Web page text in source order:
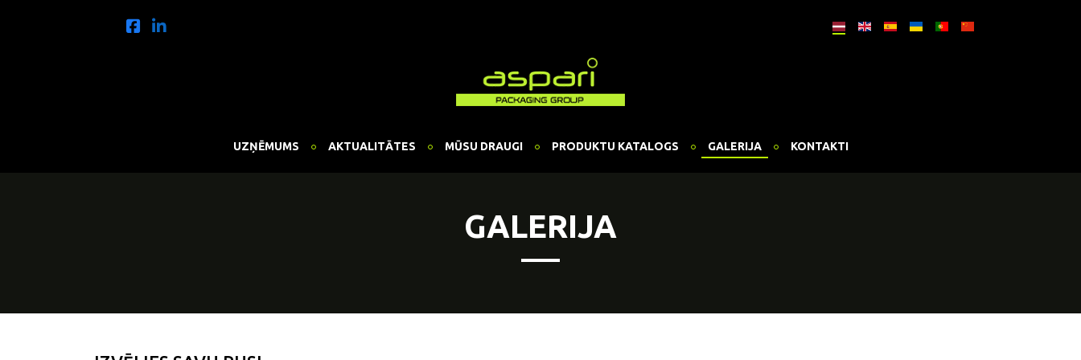
UZŅĒMUMS AKTUALITĀTES MŪSU DRAUGI PRODUKTU KATALOGS GALERIJA KONTAKTI
GALERIJA